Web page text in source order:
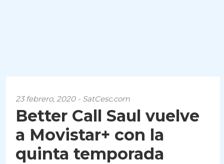
23 febrero, 2020 - SatCesc.com
Better Call Saul vuelve
a Movistar+ con la
quinta temporada